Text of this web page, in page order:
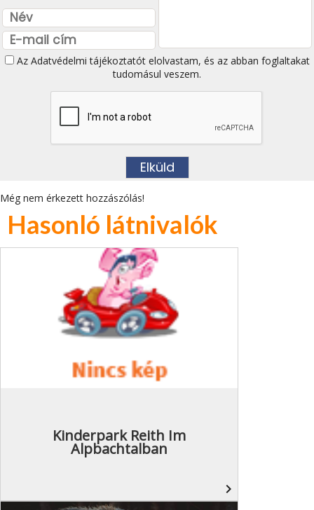
Az Adatvédelmi tájékoztatótelolvastam, és az abban foglaltakat
tudomásul veszem.
Még nem érkezett hozzászólás!
Hasonló látnivalók
Kinderpark Reith Im
Alpbachtalban
navigate_next